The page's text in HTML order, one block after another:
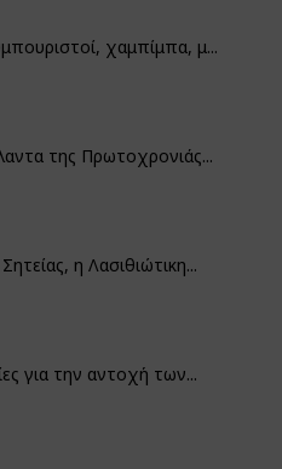
χαμπίμπα, μ...
της Πρωτοχρονιάς...
η Λασιθιώτικη...
για την αντοχή των...